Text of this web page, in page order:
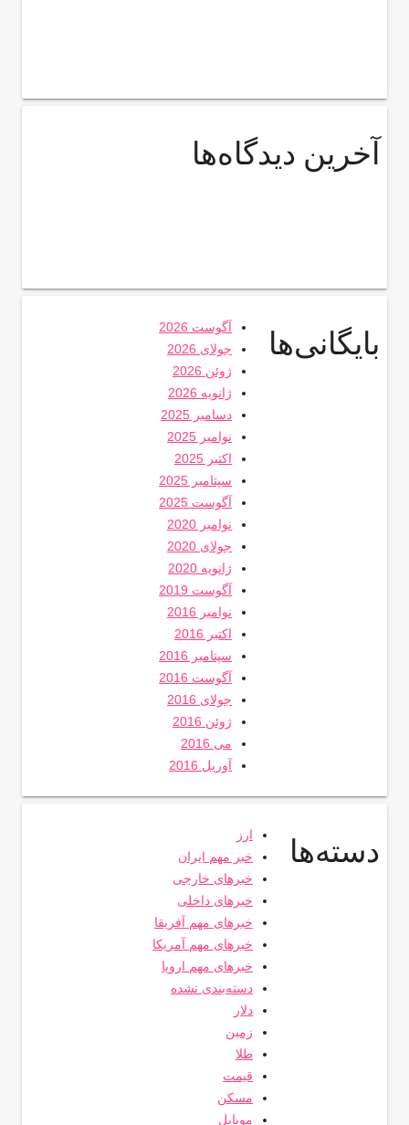
آخرین دیدگاه‌ها
بایگانی‌ها
آگوست 2026
جولای 2026
ژوئن 2026
ژانویه 2026
دسامبر 2025
نوامبر 2025
اکتبر 2025
سپتامبر 2025
آگوست 2025
نوامبر 2020
جولای 2020
ژانویه 2020
آگوست 2019
نوامبر 2016
اکتبر 2016
سپتامبر 2016
آگوست 2016
جولای 2016
ژوئن 2016
می 2016
آوریل 2016
دسته‌ها
ارز
خبر مهم ایران
خبرهای خارجی
خبرهای داخلی
خبرهای مهم آفریقا
خبرهای مهم آمریکا
خبرهای مهم اروپا
دسته‌بندی نشده
دلار
زمین
طلا
قیمت
مسکن
موبایل